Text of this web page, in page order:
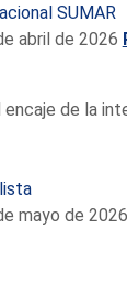
SUMAR
abril de 2026
de la
mayo de 2026